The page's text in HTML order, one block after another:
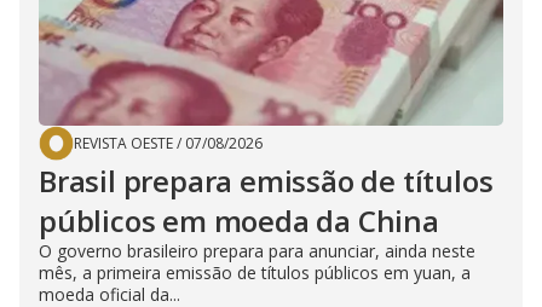
REVISTA OESTE/ 07/08/2026
Brasil prepara emissão de títulos
públicos em moeda da China
O governo brasileiro prepara para anunciar, ainda neste
mês, a primeira emissão de títulos públicos em yuan, a
moeda oficial da...